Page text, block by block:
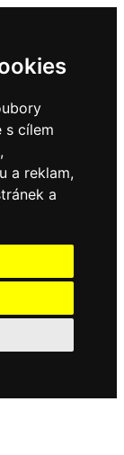
s cílem
a reklam,
a